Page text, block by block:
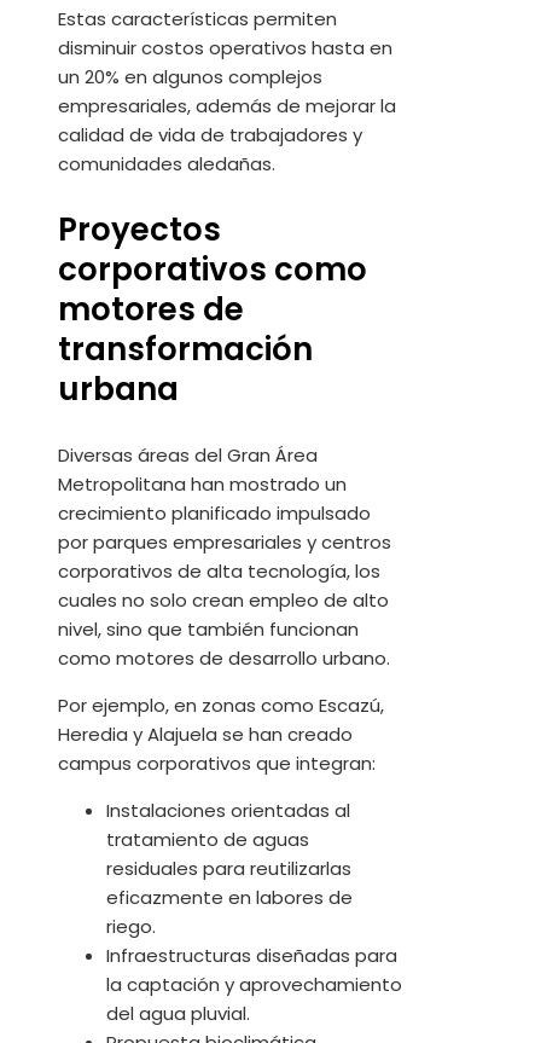
Estas características permiten
disminuir costos operativos hasta en
un 20% en algunos complejos
empresariales, además de mejorar la
calidad de vida de trabajadores y
comunidades aledañas.
Proyectos
corporativos como
motores de
transformación
urbana
Diversas áreas del Gran Área
Metropolitana han mostrado un
crecimiento planificado impulsado
por parques empresariales y centros
corporativos de alta tecnología, los
cuales no solo crean empleo de alto
nivel, sino que también funcionan
como motores de desarrollo urbano.
Por ejemplo, en zonas como Escazú,
Heredia y Alajuela se han creado
campus corporativos que integran:
Instalaciones orientadas al
tratamiento de aguas
residuales para reutilizarlas
eficazmente en labores de
riego.
Infraestructuras diseñadas para
la captación y aprovechamiento
del agua pluvial.